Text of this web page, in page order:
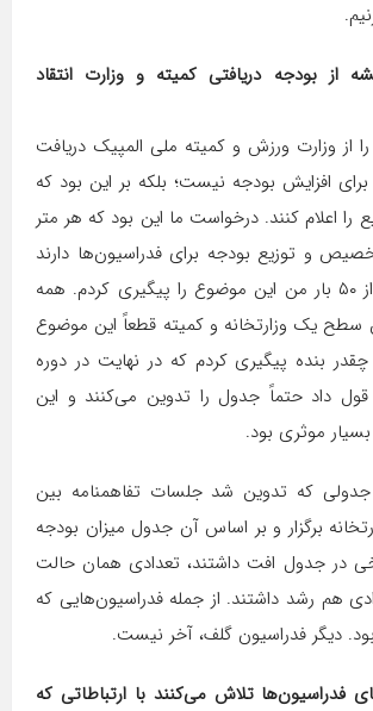
از بودجه دریافتی کمیته و وزارت انتقاد
از وزارت ورزش و کمیته ملی المپیک دریافت
افزایش بودجه نیست؛ بلکه بر این بود که
را اعلام کنند. درخواست ما این بود که هر متر
و توزیع بودجه برای فدراسیون‌ها دارند
اعلام کنند. بیش از ۵۰ بار من این موضوع را پیگیری کردم. همه
سطح یک وزارتخانه و کمیته قطعاً این موضوع
بنده پیگیری کردم که در نهایت در دوره
قول داد حتماً جدول را تدوین می‌کنند و این
موثری بود.
که تدوین شد جلسات تفاهمنامه بین
برگزار و بر اساس آن جدول میزان بودجه
در جدول افت داشتند، تعدادی همان حالت
هم رشد داشتند. از جمله فدراسیون‌هایی که
دیگر فدراسیون گلف، آخر نیست.
فدراسیون‌ها تلاش می‌کنند با ارتباطاتی که